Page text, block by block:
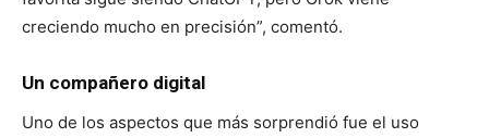
creciendo mucho en precisión”, comentó.
Un compañero digital
Uno de los aspectos que más sorprendió fue el uso